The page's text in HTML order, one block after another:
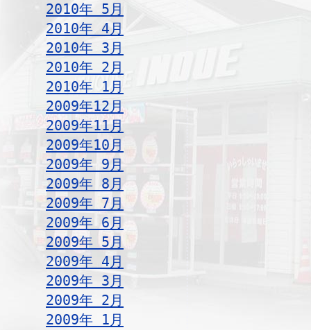
2010年 5月
2010年 4月
2010年 3月
2010年 2月
2010年 1月
2009年12月
2009年11月
2009年10月
2009年 9月
2009年 8月
2009年 7月
2009年 6月
2009年 5月
2009年 4月
2009年 3月
2009年 2月
2009年 1月